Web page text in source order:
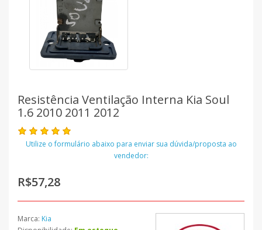
Resistência Ventilação Interna Kia Soul
1.6 2010 2011 2012
Utilize o formulário abaixo para enviar sua dúvida/proposta ao
vendedor:
R$57,28
Marca: Kia